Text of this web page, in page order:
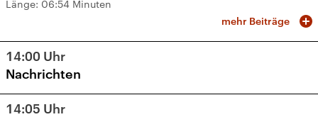
Länge: 06:54 Minuten
mehr Beiträge
14:00 Uhr
Nachrichten
14:05 Uhr